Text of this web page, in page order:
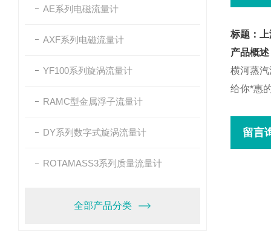
AE系列电磁流量计
AXF系列电磁流量计
YF100系列旋涡流量计
RAMC型金属浮子流量计
DY系列数字式旋涡流量计
ROTAMASS3系列质量流量计
全部产品分类
标题：
产品概述
横河蒸
给你*惠
留言